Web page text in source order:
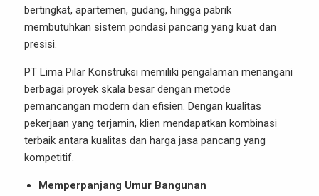
bertingkat, apartemen, gudang, hingga pabrik
membutuhkan sistem pondasi pancang yang kuat dan
presisi.
PT Lima Pilar Konstruksi memiliki pengalaman menangani
berbagai proyek skala besar dengan metode
pemancangan modern dan efisien. Dengan kualitas
pekerjaan yang terjamin, klien mendapatkan kombinasi
terbaik antara kualitas dan harga jasa pancang yang
kompetitif.
Memperpanjang Umur Bangunan